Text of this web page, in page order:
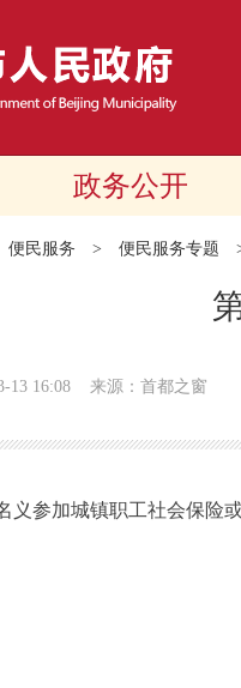
政务公开
便民服务 > 便民服务专题
13 16:08 来源：首都之窗
参加城镇职工社会保险或